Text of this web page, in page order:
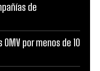
de
por menos de 10